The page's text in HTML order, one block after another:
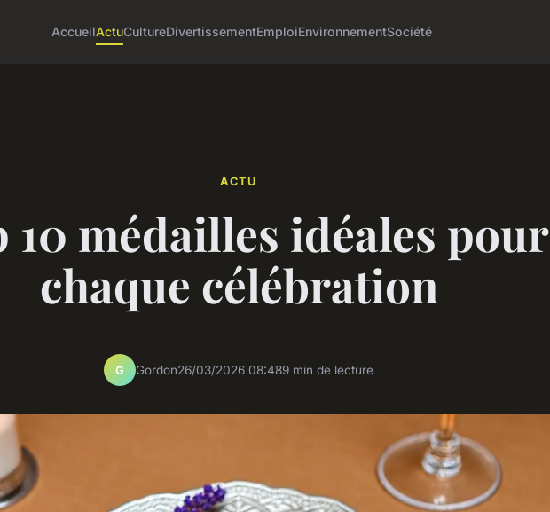
AccueilActuCultureDivertissementEmploiEnvironnementSociété
ACTU
10 médailles idéales pour
chaque célébration
G Gordon26/03/2026 08:489 min de lecture